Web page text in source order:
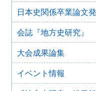
2015年10月25日
2014年 埼玉大会 『北
す歴史像―』
2014年12月12日
2013年 金沢大会 『〝
域史―』
2014年3月14日
日本史関係卒業論文
会誌『地方史研究』
大会成果論集
イベント情報